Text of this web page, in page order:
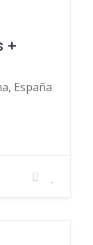
+
España